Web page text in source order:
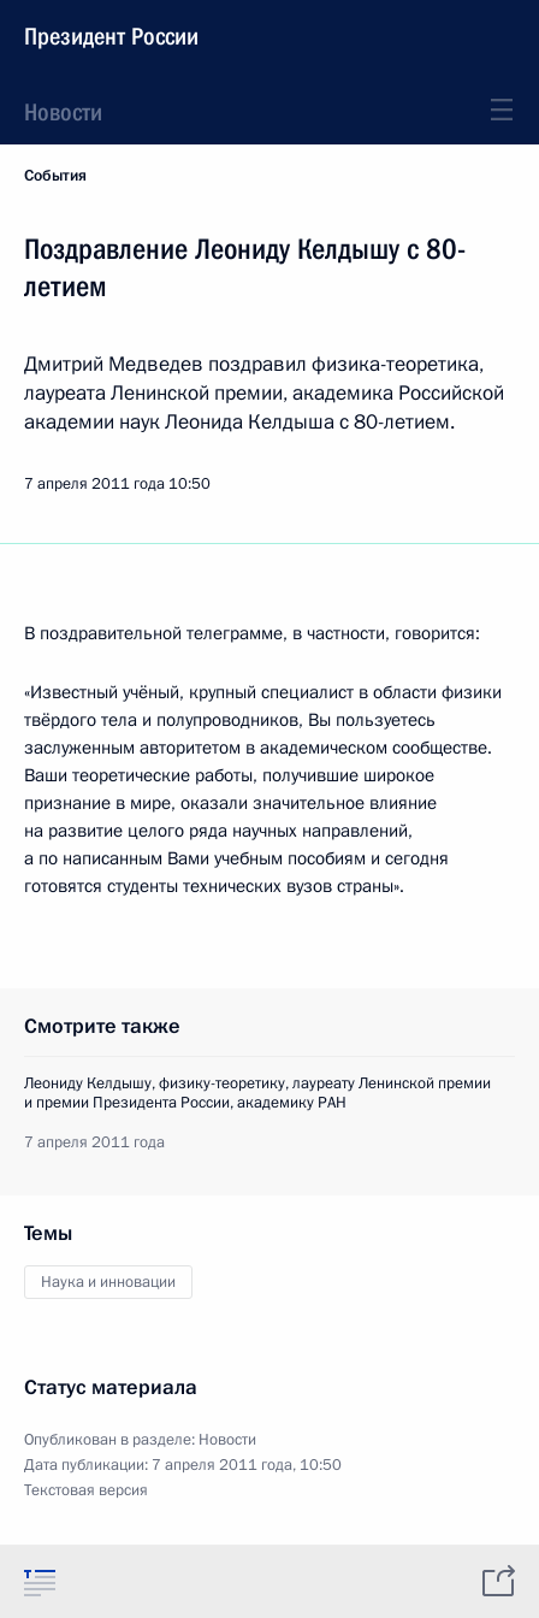
Президент России
Новости
События
Поздравление Леониду Келдышу с 80-
летием
Дмитрий Медведев поздравил физика-теоретика,
лауреата Ленинской премии, академика Российской
академии наук Леонида Келдыша с 80-летием.
7 апреля 2011 года 10:50
В поздравительной телеграмме, в частности, говорится:
«Известный учёный, крупный специалист в области физики
твёрдого тела и полупроводников, Вы пользуетесь
заслуженным авторитетом в академическом сообществе.
Ваши теоретические работы, получившие широкое
признание в мире, оказали значительное влияние
на развитие целого ряда научных направлений,
а по написанным Вами учебным пособиям и сегодня
готовятся студенты технических вузов страны».
Смотрите также
Леониду Келдышу, физику-теоретику, лауреату Ленинской премии
и премии Президента России, академику РАН
7 апреля 2011 года
Темы
Наука и инновации
Статус материала
Опубликован в разделе: Новости
Дата публикации: 7 апреля 2011 года, 10:50
Текстовая версия